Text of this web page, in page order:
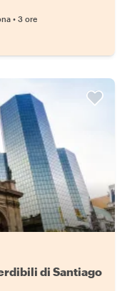
• 3 ore
di Santiago